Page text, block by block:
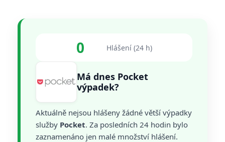
0 Hlášení (24 h)
Má dnes Pocket
výpadek?
Aktuálně nejsou hlášeny žádné větší výpadky
služby Pocket. Za posledních 24 hodin bylo
zaznamenáno jen malé množství hlášení.